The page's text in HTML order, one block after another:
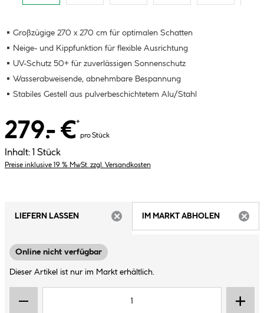
Großzügige 270 x 270 cm für optimalen Schatten
Neige- und Kippfunktion für flexible Ausrichtung
UV-Schutz 50+ für zuverlässigen Sonnenschutz
Wasserabweisende, abnehmbare Bespannung
Stabiles Gestell aus pulverbeschichtetem Alu/Stahl
279.- €*
pro Stück
Inhalt: 1 Stück
Preise inklusive 19 % MwSt. zzgl. Versandkosten
LIEFERN LASSEN
IM MARKT ABHOLEN
Online nicht verfügbar
Dieser Artikel ist nur im Markt erhältlich.